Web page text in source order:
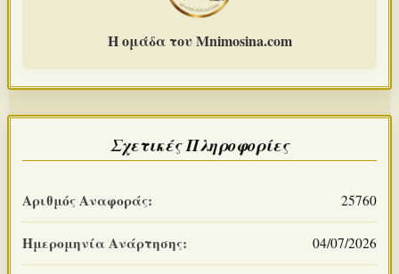
Η ομάδα του Mnimosina.com
Σχετικές Πληροφορίες
Αριθμός Αναφοράς: 25760
Ημερομηνία Ανάρτησης: 04/07/2026